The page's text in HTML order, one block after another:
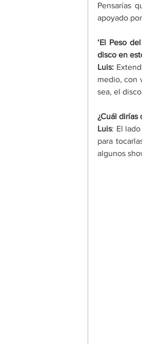
Pensarías
apoyado
‘El Peso
disco en
Luis:
medio, con
sea, el
¿Cuál dirías
Luis: El
para
algunos